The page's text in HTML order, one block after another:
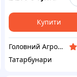
Купити
Головний Агроном
Татарбунари